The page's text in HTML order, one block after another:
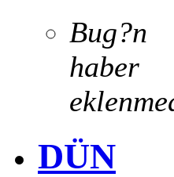
Bug?n
haber
DÜN